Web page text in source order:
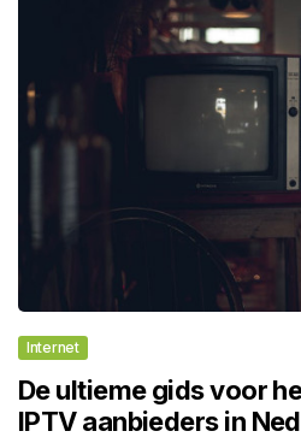
Internet
De ultieme gids voor
IPTV aanbieders in